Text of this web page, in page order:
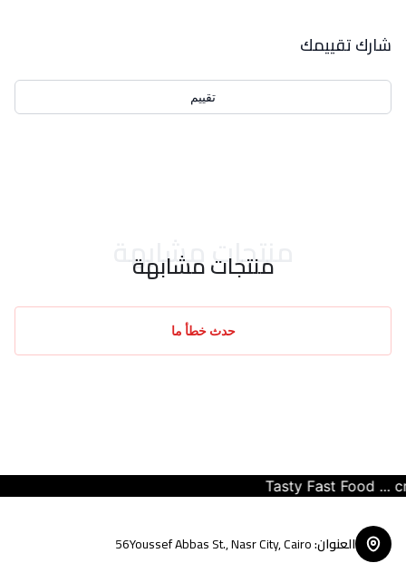
شارك تقييمك
تقييم
منتجات مشابهة
منتجات مشابهة
حدث خطأ ما
Tasty Fast Food ...
العنوان:
56Youssef Abbas St., Nasr City, Cairo